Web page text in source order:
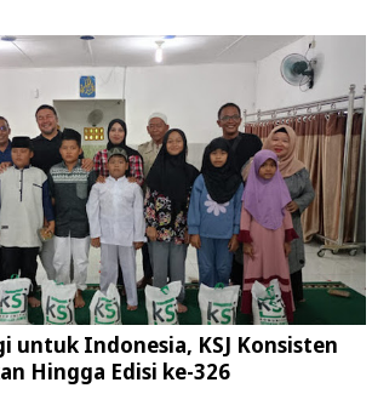
untuk Indonesia, KSJ Konsisten
Hingga Edisi ke-326